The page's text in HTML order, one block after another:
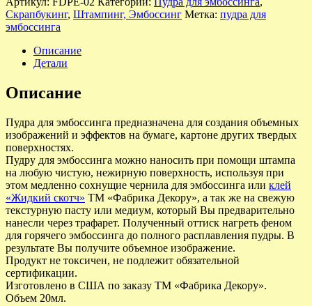
Скрапбукинг, Штампинг, Эмбоссинг Метка: пудра для
эмбоссинга
Описание
Детали
Описание
Пудра для эмбоссинга предназначена для создания объемных
изображений и эффектов на бумаге, картоне других твердых
поверхностях.
Пудру для эмбоссинга можно наносить при помощи штампа
на любую чистую, нежирную поверхность, используя при
этом медленно сохнущие чернила для эмбоссинга или клей
«Жидкий скотч» ТМ «Фабрика Декору», а так же на свежую
текстурную пасту или медиум, который Вы предварительно
нанесли через трафарет. Полученный оттиск нагреть феном
для горячего эмбоссинга до полного расплавления пудры. В
результате Вы получите объемное изображение.
Продукт не токсичен, не подлежит обязательной
сертификации.
Изготовлено в США по заказу ТМ «Фабрика Декору».
Объем 20мл.